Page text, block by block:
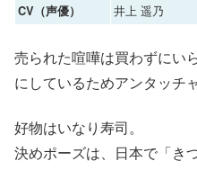
CV（声優） 井上 遥乃
売られた喧嘩は買わずにい
にしているためアンタッチ
好物はいなり寿司。
決めポーズは、日本で「き